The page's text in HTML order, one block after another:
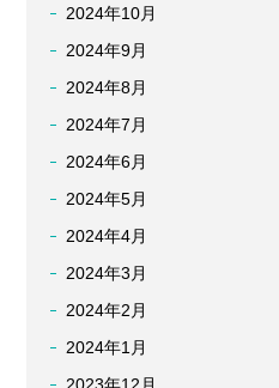
2024年10月
2024年9月
2024年8月
2024年7月
2024年6月
2024年5月
2024年4月
2024年3月
2024年2月
2024年1月